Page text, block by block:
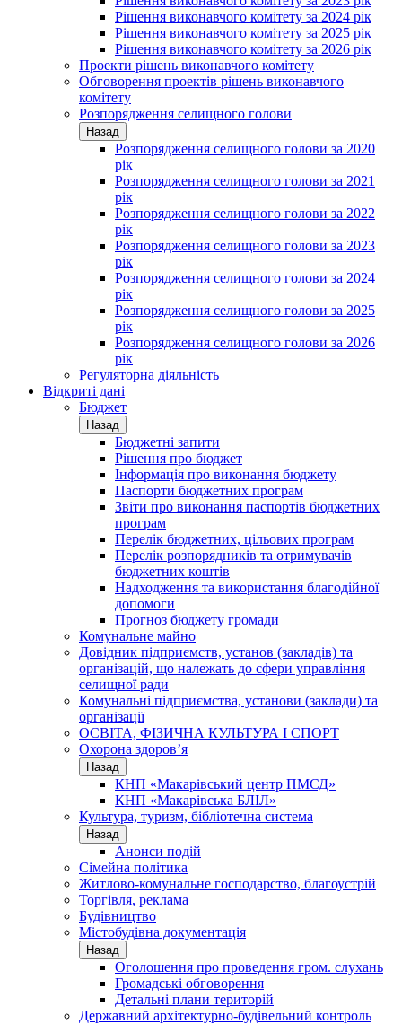
Рішення виконавчого комітету за 2024 рік
Рішення виконавчого комітету за 2025 рік
Рішення виконавчого комітету за 2026 рік
Проекти рішень виконавчого комітету
Обговорення проектів рішень виконавчого
комітету
Розпорядження селищного голови
Назад
Розпорядження селищного голови за 2020
рік
Розпорядження селищного голови за 2021
рік
Розпорядження селищного голови за 2022
рік
Розпорядження селищного голови за 2023
рік
Розпорядження селищного голови за 2024
рік
Розпорядження селищного голови за 2025
рік
Розпорядження селищного голови за 2026
рік
Регуляторна діяльність
Відкриті дані
Бюджет
Назад
Бюджетні запити
Рішення про бюджет
Інформація про виконання бюджету
Паспорти бюджетних програм
Звіти про виконання паспортів бюджетних
програм
Перелік бюджетних, цільових програм
Перелік розпорядників та отримувачів
бюджетних коштів
Надходження та використання благодійної
допомоги
Прогноз бюджету громади
Комунальне майно
Довідник підприємств, установ (закладів) та
організацій, що належать до сфери управління
селищної ради
Комунальні підприємства, установи (заклади) та
організації
ОСВІТА, ФІЗИЧНА КУЛЬТУРА І СПОРТ
Охорона здоров’я
Назад
КНП «Макарівський центр ПМСД»
КНП «Макарівська БЛІЛ»
Культура, туризм, бібліотечна система
Назад
Анонси подій
Сімейна політика
Житлово-комунальне господарство, благоустрій
Торгівля, реклама
Будівництво
Містобудівна документація
Назад
Оголошення про проведення гром. слухань
Громадські обговорення
Детальні плани територій
Державний архітектурно-будівельний контроль